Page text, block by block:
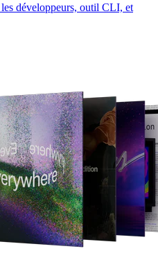
développeurs, outil CLI, et